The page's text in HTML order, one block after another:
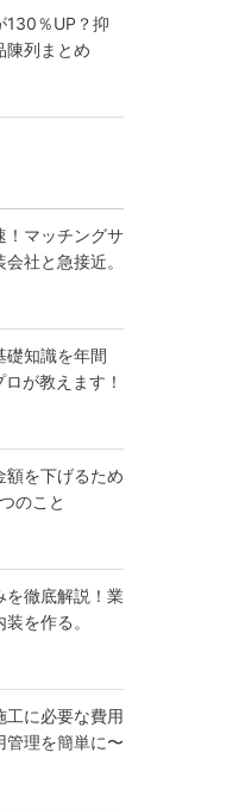
130％UP？抑
陳列まとめ
！マッチングサ
社と急接近。
礎知識を年間
が教えます！
額を下げるため
のこと
を徹底解説！業
を作る。
工に必要な費用
管理を簡単に〜